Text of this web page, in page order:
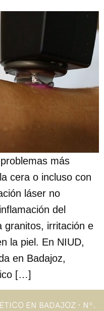
más
cera o incluso con
láser no
del
granitos, irritación e
la piel. En NIUD,
en Badajoz,
[…]
EN BADAJOZ · Nº.